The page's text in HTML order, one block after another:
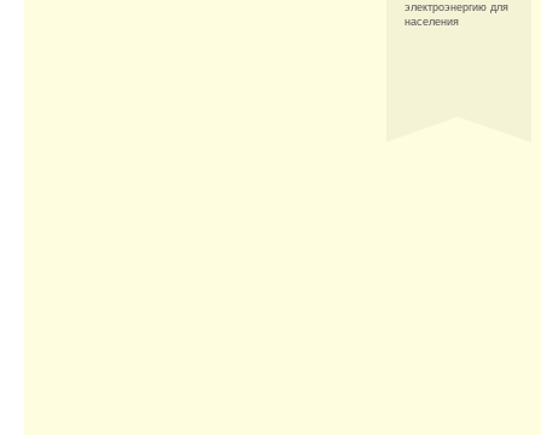
электроэнергию для
населения